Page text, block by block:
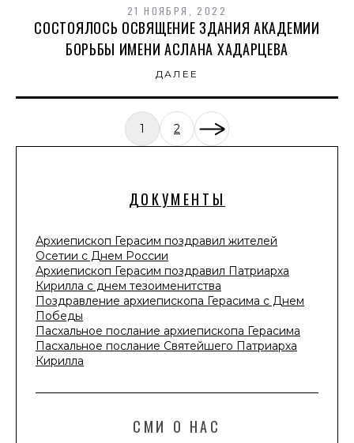
ДОКУМЕНТЫ
Архиепископ Герасим поздравил жителей
Осетии с Днем России
Архиепископ Герасим поздравил Патриарха
Кирилла с днем тезоименитства
Поздравление архиепископа Герасима с Днем
Победы
Пасхальное послание архиепископа Герасима
Пасхальное послание Святейшего Патриарха
Кирилла
СМИ О НАС
21 НОЯБРЯ, 2022
СОСТОЯЛОСЬ ОСВЯЩЕНИЕ ЗДАНИЯ АКАДЕМИИ
БОРЬБЫ ИМЕНИ АСЛАНА ХАДАРЦЕВА
ДАЛЕЕ
1 2